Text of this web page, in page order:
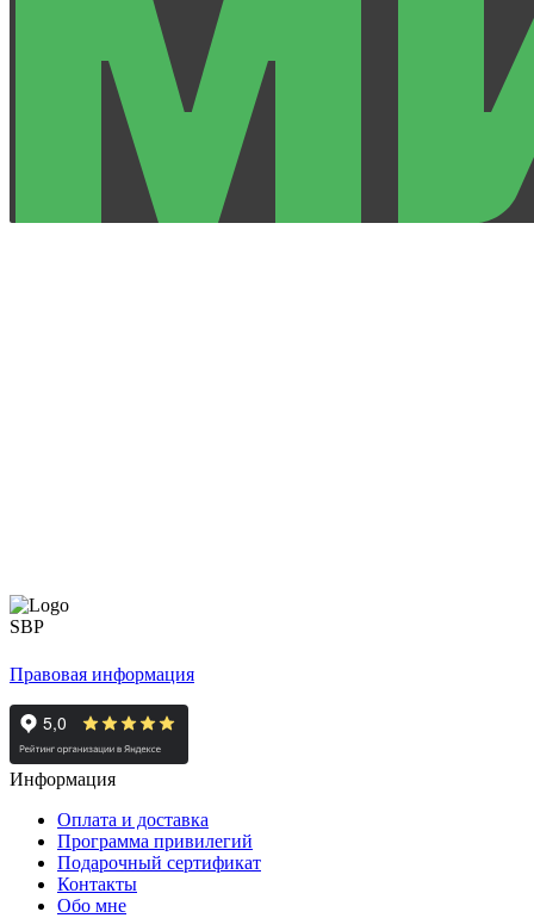
Правовая информация
Информация
Оплата и доставка
Программа привилегий
Подарочный сертификат
Контакты
Обо мне